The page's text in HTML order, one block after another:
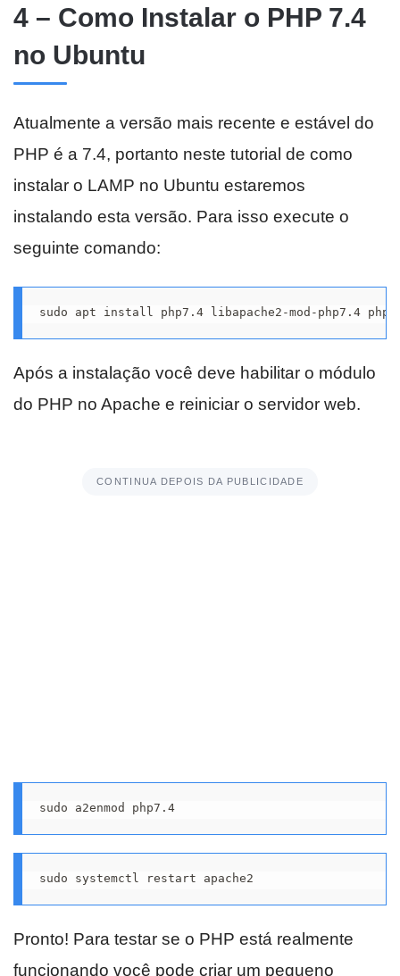
4 – Como Instalar o PHP 7.4
no Ubuntu
Atualmente a versão mais recente e estável do
PHP é a 7.4, portanto neste tutorial de como
instalar o LAMP no Ubuntu estaremos
instalando esta versão. Para isso execute o
seguinte comando:
sudo apt install php7.4 libapache2-mod-php7.4
Após a instalação você deve habilitar o módulo
do PHP no Apache e reiniciar o servidor web.
CONTINUA DEPOIS DA PUBLICIDADE
sudo a2enmod php7.4
sudo systemctl restart apache2
Pronto! Para testar se o PHP está realmente
funcionando você pode criar um pequeno